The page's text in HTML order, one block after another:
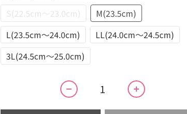
S(22.5cm～23.0cm)
M(23.5cm)
L(23.5cm～24.0cm)
LL(24.0cm～24.5cm)
3L(24.5cm～25.0cm)